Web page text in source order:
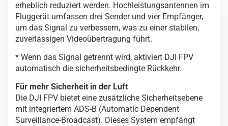
erheblich reduziert werden. Hochleistungsantennen im
Fluggerät umfassen drei Sender und vier Empfänger,
um das Signal zu verbessern, was zu einer stabilen,
zuverlässigen Videoübertragung führt.
* Wenn das Signal getrennt wird, aktiviert DJI FPV
automatisch die sicherheitsbedingte Rückkehr.
Für mehr Sicherheit in der Luft
Die DJI FPV bietet eine zusätzliche Sicherheitsebene
mit integriertem ADS-B (Automatic Dependent
Surveillance-Broadcast). Dieses System empfängt